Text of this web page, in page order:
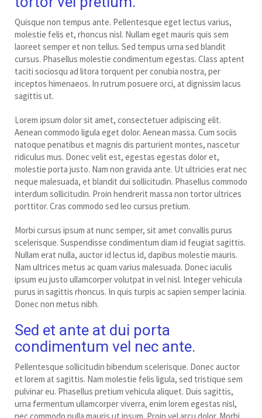
Quisque non tempus ante. Pellentesque eget lectus varius,
molestie felis et, rhoncus nisl. Nullam eget mauris quis sem
laoreet semper et non tellus. Sed tempus urna sed blandit
cursus. Phasellus molestie condimentum egestas. Class aptent
taciti sociosqu ad litora torquent per conubia nostra, per
inceptos himenaeos. In rutrum posuere orci, at dignissim lacus
sagittis ut.
Lorem ipsum dolor sit amet, consectetuer adipiscing elit.
Aenean commodo ligula eget dolor. Aenean massa. Cum sociis
natoque penatibus et magnis dis parturient montes, nascetur
ridiculus mus. Donec velit est, egestas egestas dolor et,
molestie porta justo. Nam non gravida ante. Ut ultricies erat nec
neque malesuada, et blandit dui sollicitudin. Phasellus commodo
interdum sollicitudin. Proin hendrerit massa non tortor ultrices
porttitor. Cras commodo sed leo cursus pretium.
Morbi cursus ipsum at nunc semper, sit amet convallis purus
scelerisque. Suspendisse condimentum diam id feugiat sagittis.
Nullam erat nulla, auctor id lectus id, dapibus molestie mauris.
Nam ultrices metus ac quam varius malesuada. Donec iaculis
ipsum eu justo ullamcorper volutpat in vel nisl. Integer vehicula
purus in sagittis rhoncus. In quis turpis ac sapien semper lacinia.
Donec non metus nibh.
Sed et ante at dui porta
condimentum vel nec ante.
Pellentesque sollicitudin bibendum scelerisque. Donec auctor
et lorem at sagittis. Nam molestie felis ligula, sed tristique sem
pulvinar eu. Phasellus pretium vehicula aliquet. Duis sagittis,
urna fermentum ullamcorper viverra, enim lorem egestas nisl,
nec commodo nulla mauris ut ipsum. Proin vel arcu dolor. Morbi